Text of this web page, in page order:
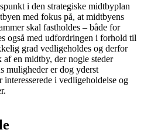
i den strategiske midtbyplan
med fokus på, at midtbyens
skal fastholdes – både for
også med udfordringen i forhold til
grad vedligeholdes og derfor
en midtby, der nogle steder
muligheder er dog yderst
i vedligeholdelse og